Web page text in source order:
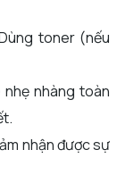
toner (nếu
nhàng toàn
nhận được sự